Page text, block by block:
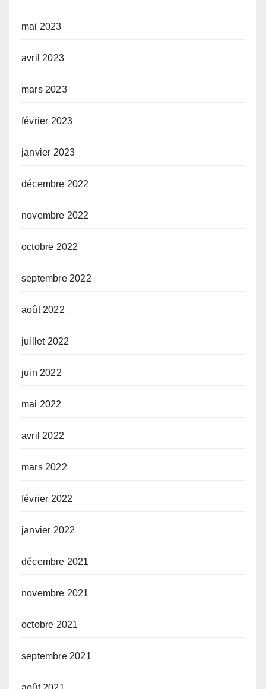
mai 2023
avril 2023
mars 2023
février 2023
janvier 2023
décembre 2022
novembre 2022
octobre 2022
septembre 2022
août 2022
juillet 2022
juin 2022
mai 2022
avril 2022
mars 2022
février 2022
janvier 2022
décembre 2021
novembre 2021
octobre 2021
septembre 2021